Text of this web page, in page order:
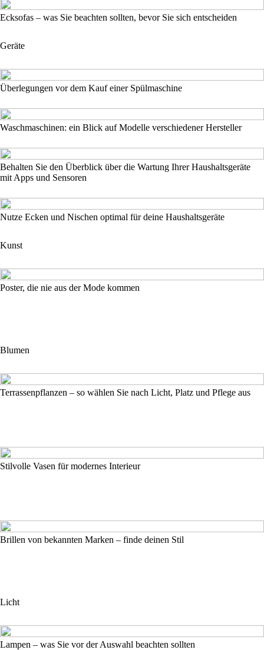
Ecksofas – was Sie beachten sollten, bevor Sie sich entscheiden
Geräte
Überlegungen vor dem Kauf einer Spülmaschine
Waschmaschinen: ein Blick auf Modelle verschiedener Hersteller
Behalten Sie den Überblick über die Wartung Ihrer Haushaltsgeräte
mit Apps und Sensoren
Nutze Ecken und Nischen optimal für deine Haushaltsgeräte
Kunst
Poster, die nie aus der Mode kommen
Blumen
Terrassenpflanzen – so wählen Sie nach Licht, Platz und Pflege aus
Stilvolle Vasen für modernes Interieur
Brillen von bekannten Marken – finde deinen Stil
Licht
Lampen – was Sie vor der Auswahl beachten sollten